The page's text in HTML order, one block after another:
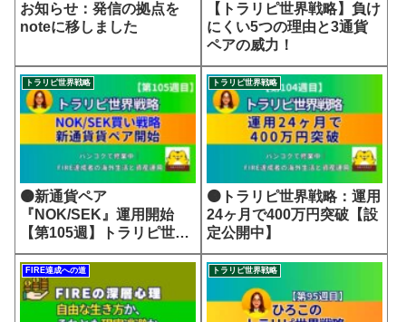
お知らせ：発信の拠点を
noteに移しました
【トラリピ世界戦略】負け
にくい5つの理由と3通貨
ペアの威力！
トラリピ世界戦略
🟠新通貨ペア
『NOK/SEK』運用開始
【第105週】トラリピ世界
戦略
トラリピ世界戦略
🟠トラリピ世界戦略：運用
24ヶ月で400万円突破【設
定公開中】
FIRE達成への道 トラリピ世界戦略